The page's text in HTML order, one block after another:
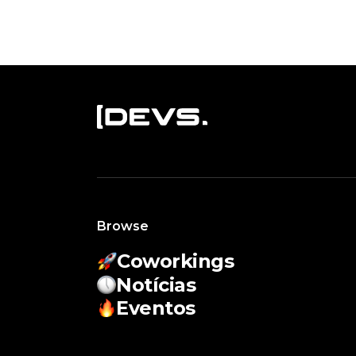
Browse
Coworkings
Notícias
Eventos